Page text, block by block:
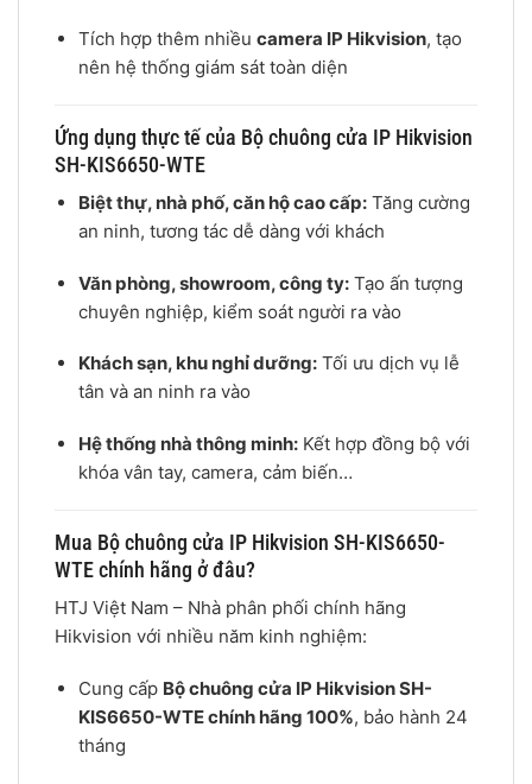
Tích hợp thêm nhiều camera IP Hikvision, tạo
nên hệ thống giám sát toàn diện
Ứng dụng thực tế của Bộ chuông cửa IP Hikvision
SH-KIS6650-WTE
Biệt thự, nhà phố, căn hộ cao cấp:Tăng cường
an ninh, tương tác dễ dàng với khách
Văn phòng, showroom, công ty:Tạo ấn tượng
chuyên nghiệp, kiểm soát người ra vào
Khách sạn, khu nghỉ dưỡng:Tối ưu dịch vụ lễ
tân và an ninh ra vào
Hệ thống nhà thông minh:Kết hợp đồng bộ với
khóa vân tay, camera, cảm biến…
Mua Bộ chuông cửa IP Hikvision SH-KIS6650-
WTE chính hãng ở đâu?
HTJ Việt Nam – Nhà phân phối chính hãng
Hikvision với nhiều năm kinh nghiệm:
Cung cấp Bộ chuông cửa IP Hikvision SH-
KIS6650-WTE chính hãng 100%, bảo hành 24
tháng